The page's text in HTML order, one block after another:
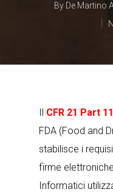
By De Martino
Il CFR 21 Part 11
FDA (Food and
stabilisce i
firme
Informatici